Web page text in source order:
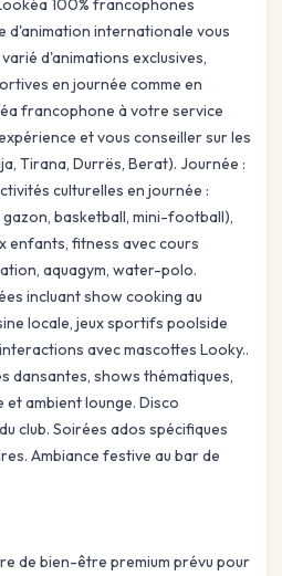
100% francophones
d'animation internationale vous
d'animations exclusives,
en journée comme en
francophone à votre service
et vous conseiller sur les
Tirana, Durrës, Berat). Journée :
culturelles en journée :
basketball, mini-football),
enfants, fitness avec cours
aquagym, water-polo.
incluant show cooking au
locale, jeux sportifs poolside
avec mascottes Looky..
dansantes, shows thématiques,
et ambient lounge. Disco
club. Soirées ados spécifiques
Ambiance festive au bar de
de bien-être premium prévu pour